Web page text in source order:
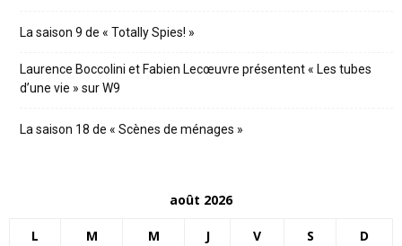
La saison 9 de « Totally Spies! »
Laurence Boccolini et Fabien Lecœuvre présentent « Les tubes
d’une vie » sur W9
La saison 18 de « Scènes de ménages »
août 2026
L M M J V S D